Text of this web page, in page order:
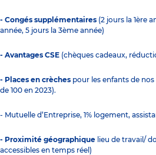
- Congés supplémentaires (2 jours la 1ère
année, 5 jours la 3ème année)
- Avantages CSE (chèques cadeaux,
- Places en crèches pour les enfants de
de 100 en 2023).
- Mutuelle d’Entreprise, 1% logement,
- Proximité géographique lieu de travail/
accessibles en temps réel)